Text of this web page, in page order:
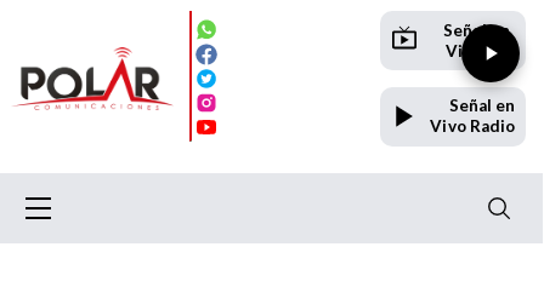
Señal en
Vivo TV
Señal en
Vivo Radio